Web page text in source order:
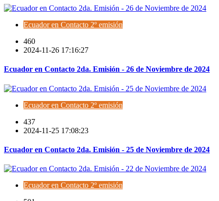
Ecuador en Contacto 2º emisión
460
2024-11-26 17:16:27
Ecuador en Contacto 2da. Emisión - 26 de Noviembre de 2024
Ecuador en Contacto 2º emisión
437
2024-11-25 17:08:23
Ecuador en Contacto 2da. Emisión - 25 de Noviembre de 2024
Ecuador en Contacto 2º emisión